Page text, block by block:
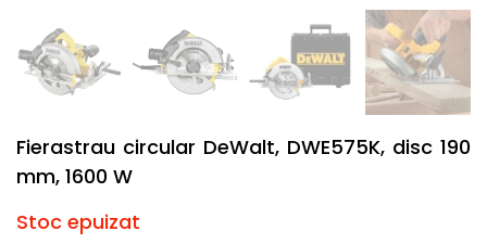
Fierastrau circular DeWalt, DWE575K, disc 190
mm, 1600 W
Stoc epuizat